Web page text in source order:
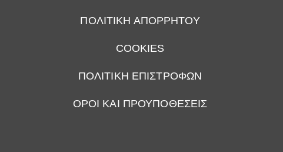
ΠΟΛΙΤΙΚΗ ΑΠΟΡΡΗΤΟΥ
COOKIES
ΠΟΛΙΤΙΚΗ ΕΠΙΣΤΡΟΦΩΝ
ΟΡΟΙ ΚΑΙ ΠΡΟΥΠΟΘΕΣΕΙΣ